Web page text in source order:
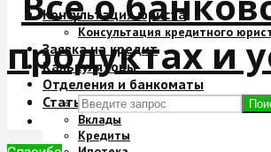
Консультация юриста
Консультация кредитного
Заявка на кредит
Калькуляторы
Отделения и банкоматы
Статьи
Вклады
Кредиты